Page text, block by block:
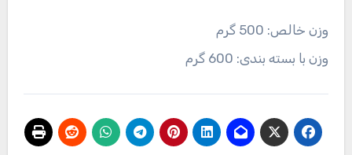
وزن خالص: 500 گرم
وزن با بسته بندی: 600 گرم